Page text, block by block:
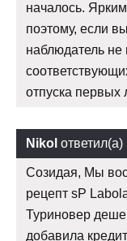
началось.
поэтому, если
наблюдатель не
отпуска первых
Nikol ответил(а)
Созидая, Мы
рецепт sP
Туриновер
добавила